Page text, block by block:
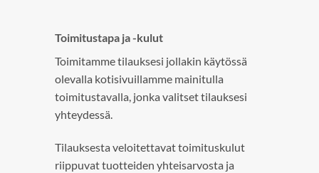
Toimitustapa ja -kulut
Toimitamme tilauksesi jollakin käytössä
olevalla kotisivuillamme mainitulla
toimitustavalla, jonka valitset tilauksesi
yhteydessä.
Tilauksesta veloitettavat toimituskulut
riippuvat tuotteiden yhteisarvosta ja